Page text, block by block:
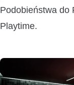
Podobieństwa do
Playtime.